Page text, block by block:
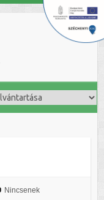
Nincsenek